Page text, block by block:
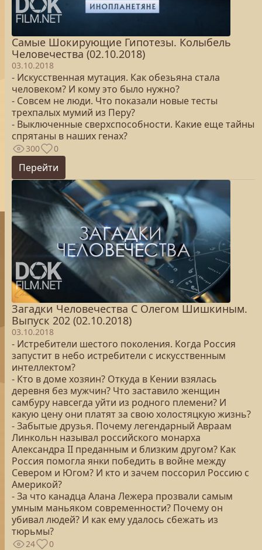
Самые Шокирующие Гипотезы. Колыбель
Человечества (02.10.2018)
03.10.2018
- Искусственная мутация. Как обезьяна стала
человеком? И кому это было нужно?
- Совсем не люди. Что показали новые тесты
трехпалых мумий из Перу?
- Выключенные сверхспособности. Какие еще тайны
спрятаны в наших генах?
300 0
Перейти
Загадки Человечества С Олегом Шишкиным.
Выпуск 202 (02.10.2018)
03.10.2018
- Истребители шестого поколения. Когда Россия
запустит в небо истребители с искусственным
интеллектом?
- Кто в доме хозяин? Откуда в Кении взялась
деревня без мужчин? Что заставило женщин
самбуру навсегда уйти из родного племени? И
какую цену они платят за свою холостяцкую жизнь?
- Забытые друзья. Почему легендарный Авраам
Линкольн называл российского монарха
Александра II преданным и близким другом? Как
Россия помогла янки победить в войне между
Севером и Югом? И кто и зачем поссорил Россию с
Америкой?
- За что канадца Алана Лежера прозвали самым
умным маньяком современности? Почему он
убивал людей? И как ему удалось сбежать из
тюрьмы?
24 0